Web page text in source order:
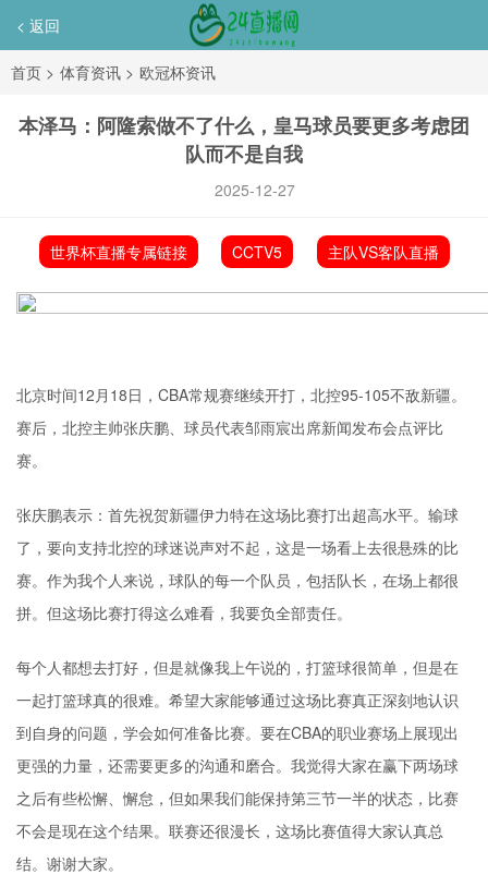
< 返回
首页 > 体育资讯 > 欧冠杯资讯
本泽马：阿隆索做不了什么，皇马球员要更多考虑团
队而不是自我
2025-12-27
世界杯直播专属链接 CCTV5 主队VS客队直播
北京时间12月18日，CBA常规赛继续开打，北控95-105不敌新疆。
赛后，北控主帅张庆鹏、球员代表邹雨宸出席新闻发布会点评比
赛。
张庆鹏表示：首先祝贺新疆伊力特在这场比赛打出超高水平。输球
了，要向支持北控的球迷说声对不起，这是一场看上去很悬殊的比
赛。作为我个人来说，球队的每一个队员，包括队长，在场上都很
拼。但这场比赛打得这么难看，我要负全部责任。
每个人都想去打好，但是就像我上午说的，打篮球很简单，但是在
一起打篮球真的很难。希望大家能够通过这场比赛真正深刻地认识
到自身的问题，学会如何准备比赛。要在CBA的职业赛场上展现出
更强的力量，还需要更多的沟通和磨合。我觉得大家在赢下两场球
之后有些松懈、懈怠，但如果我们能保持第三节一半的状态，比赛
不会是现在这个结果。联赛还很漫长，这场比赛值得大家认真总
结。谢谢大家。